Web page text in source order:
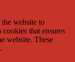
the website to
that ensures
website. These